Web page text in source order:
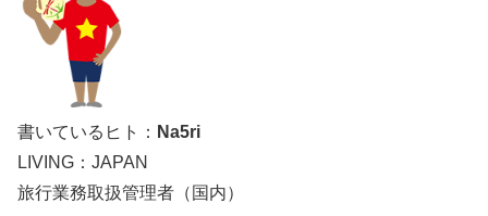
書いているヒト： Na5ri
LIVING：JAPAN
旅行業務取扱管理者（国内）